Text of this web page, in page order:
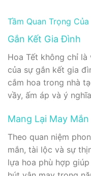
Tầm Quan Trọng
Gắn Kết Gia Đình
Hoa Tết không chỉ
của sự gắn kết gia
cắm hoa trong nhà
vầy, ấm áp và ý
Mang Lại May Mắn
Theo quan niệm
mắn, tài lộc và sự
lựa hoa phù hợp